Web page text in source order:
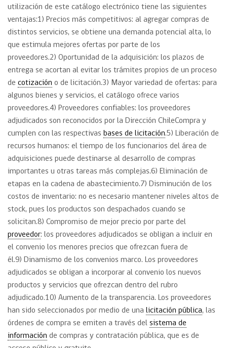
utilización de este catálogo electrónico tiene las siguientes
ventajas:1) Precios más competitivos: al agregar compras de
distintos servicios, se obtiene una demanda potencial alta, lo
que estimula mejores ofertas por parte de los
proveedores.2) Oportunidad de la adquisición: los plazos de
entrega se acortan al evitar los trámites propios de un proceso
de cotización o de licitación.3) Mayor variedad de ofertas: para
algunos bienes y servicios, el catálogo ofrece varios
proveedores.4) Proveedores confiables: los proveedores
adjudicados son reconocidos por la Dirección ChileCompra y
cumplen con las respectivas bases de licitación.5) Liberación de
recursos humanos: el tiempo de los funcionarios del área de
adquisiciones puede destinarse al desarrollo de compras
importantes u otras tareas más complejas.6) Eliminación de
etapas en la cadena de abastecimiento.7) Disminución de los
costos de inventario: no es necesario mantener niveles altos de
stock, pues los productos son despachados cuando se
solicitan.8) Compromiso de mejor precio por parte del
proveedor: los proveedores adjudicados se obligan a incluir en
el convenio los menores precios que ofrezcan fuera de
él.9) Dinamismo de los convenios marco. Los proveedores
adjudicados se obligan a incorporar al convenio los nuevos
productos y servicios que ofrezcan dentro del rubro
adjudicado.10) Aumento de la transparencia. Los proveedores
han sido seleccionados por medio de una licitación pública, las
órdenes de compra se emiten a través del sistema de
información de compras y contratación pública, que es de